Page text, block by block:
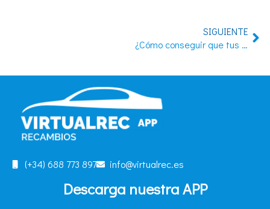
SIGUIENTE
¿Cómo conseguir que tus clientes vuelvan?
(+34) 688 773 897 info@virtualrec.es
Descarga nuestra APP